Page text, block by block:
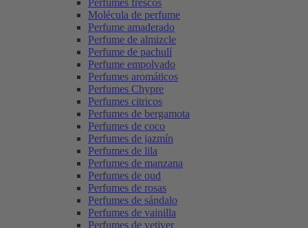
Perfumes frescos
Molécula de perfume
Perfume amaderado
Perfume de almizcle
Perfume de pachulí
Perfume empolvado
Perfumes aromáticos
Perfumes Chypre
Perfumes citricos
Perfumes de bergamota
Perfumes de coco
Perfumes de jazmín
Perfumes de lila
Perfumes de manzana
Perfumes de oud
Perfumes de rosas
Perfumes de sándalo
Perfumes de vainilla
Perfumes de vetiver